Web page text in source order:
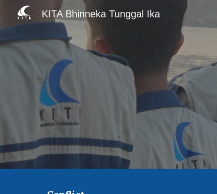
KITA Bhinneka Tunggal Ika